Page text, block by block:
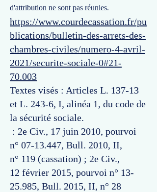
d'attribution ne sont pas réunies.
https://www.courdecassation.fr/pu
blications/bulletin-des-arrets-des-
chambres-civiles/numero-4-avril-
2021/securite-sociale-0#21-
70.003
Textes visés : Articles L. 137-13
et L. 243-6, I, alinéa 1, du code de
la sécurité sociale.
: 2e Civ., 17 juin 2010, pourvoi
n° 07-13.447, Bull. 2010, II,
n° 119 (cassation) ; 2e Civ.,
12 février 2015, pourvoi n° 13-
25.985, Bull. 2015, II, n° 28